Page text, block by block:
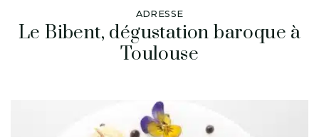
ADRESSE
Le Bibent, dégustation baroque à
Toulouse